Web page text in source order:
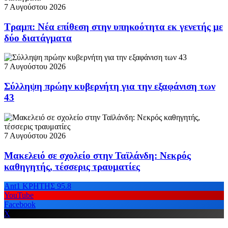
7 Αυγούστου 2026
Τραμπ: Νέα επίθεση στην υπηκοότητα εκ γενετής με
δύο διατάγματα
7 Αυγούστου 2026
Σύλληψη πρώην κυβερνήτη για την εξαφάνιση των
43
7 Αυγούστου 2026
Μακελειό σε σχολείο στην Ταϊλάνδη: Νεκρός
καθηγητής, τέσσερις τραυματίες
Ant1 ΚΡΗΤΗΣ 95.8
YouTube
Facebook
X